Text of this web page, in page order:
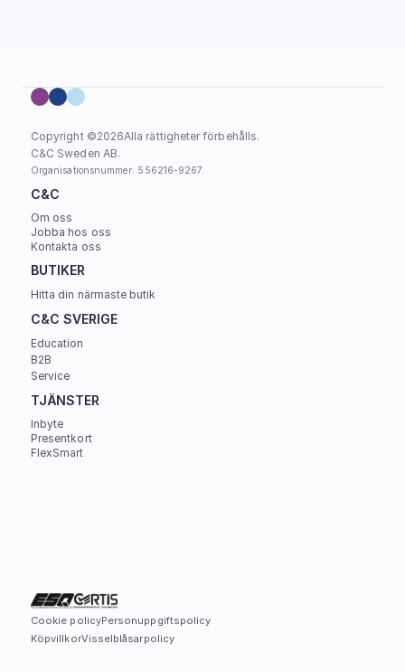
Copyright ©2026Alla rättigheter förbehålls.
C&C Sweden AB.
Organisationsnummer: 556216-9267.
C&C
Om oss
Jobba hos oss
Kontakta oss
BUTIKER
Hitta din närmaste butik
C&C SVERIGE
Education
B2B
Service
TJÄNSTER
Inbyte
Presentkort
FlexSmart
Cookie policyPersonuppgiftspolicy
Visselblåsarpolicy
Köpvillkor